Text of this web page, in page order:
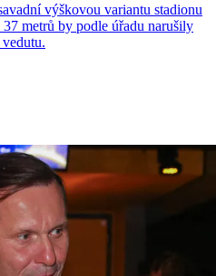
výškovou variantu stadionu
metrů by podle úřadu narušily